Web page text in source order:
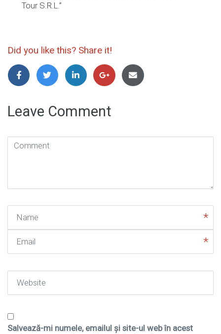
Tour S.R.L.”
Did you like this? Share it!
Leave Comment
Comment
Salvează-mi numele, emailul și site-ul web în acest